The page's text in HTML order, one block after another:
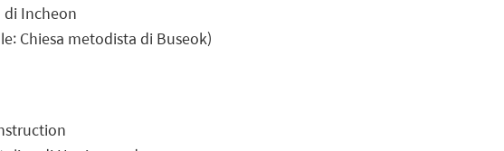
di Incheon
Chiesa metodista di Buseok)